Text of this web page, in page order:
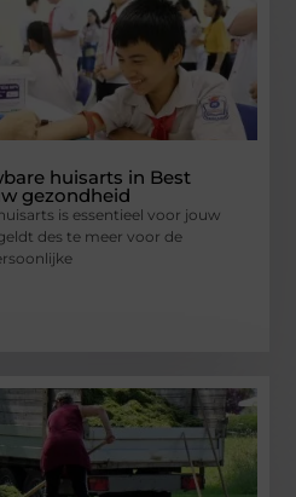
huisarts in Best
gezondheid
is essentieel voor jouw
des te meer voor de